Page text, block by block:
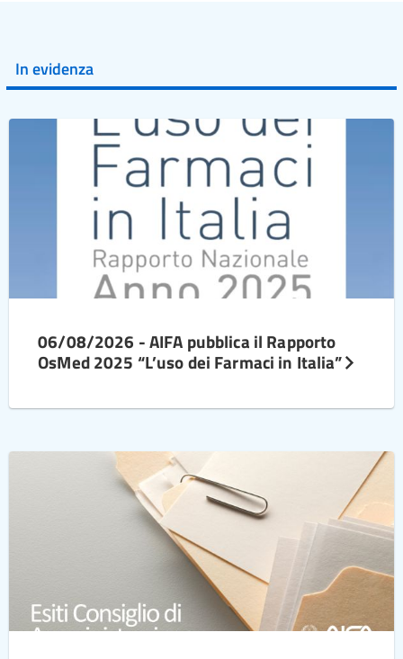
In evidenza
06/08/2026 - AIFA pubblica il Rapporto
OsMed 2025 “L’uso dei Farmaci in Italia”